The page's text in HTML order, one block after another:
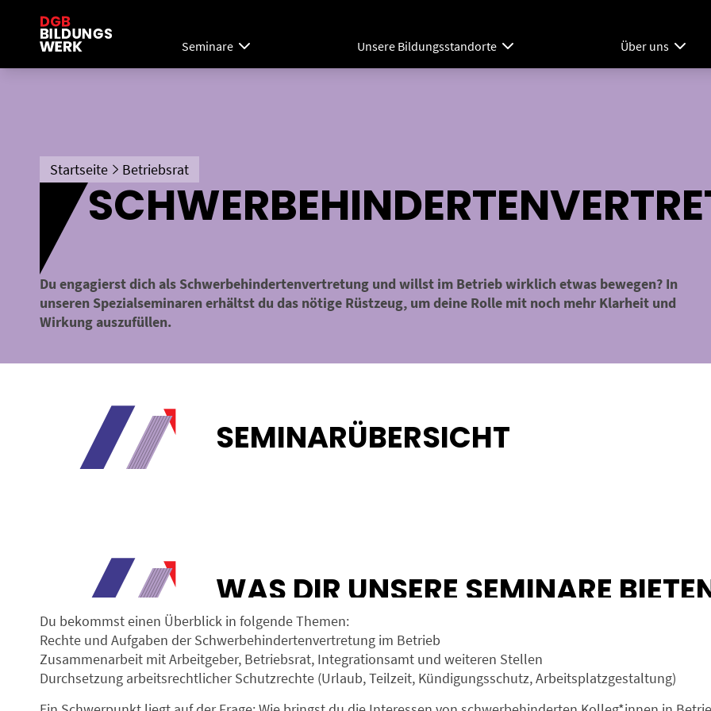
Seminare
Unsere Bildungsstandorte Über uns
Startseite Betriebsrat
Du engagierst dich als Schwerbehindertenvertretung und willst im Betrieb wirklich etwas bewegen? In
unseren Spezialseminaren erhältst du das nötige Rüstzeug, um deine Rolle mit noch mehr Klarheit und
Wirkung auszufüllen.
SEMINARÜBERSICHT
WAS DIR UNSERE SEMINARE
Du bekommst einen Überblick in folgende Themen:
Rechte und Aufgaben der Schwerbehindertenvertretung im Betrieb
Zusammenarbeit mit Arbeitgeber, Betriebsrat, Integrationsamt und weiteren Stellen
Durchsetzung arbeitsrechtlicher Schutzrechte (Urlaub, Teilzeit, Kündigungsschutz, Arbeitsplatzgestaltung)